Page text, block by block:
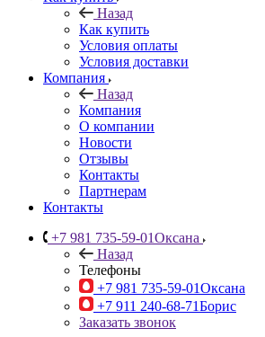
Назад
Как купить
Условия оплаты
Условия доставки
Компания
Назад
Компания
О компании
Новости
Отзывы
Контакты
Партнерам
Контакты
+7 981 735-59-01Оксана
Назад
Телефоны
+7 981 735-59-01Оксана
+7 911 240-68-71Борис
Заказать звонок